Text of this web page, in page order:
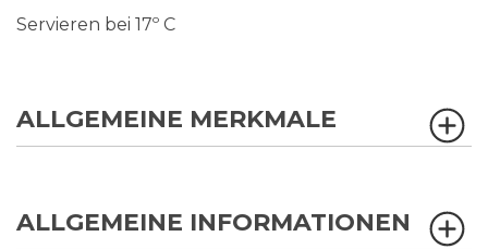
Servieren bei 17º C
ALLGEMEINE MERKMALE
ALLGEMEINE INFORMATIONEN